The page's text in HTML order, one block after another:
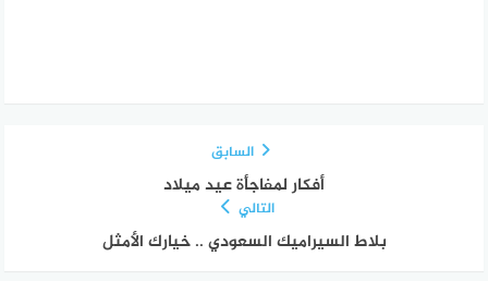
السابق
أفكار لمفاجأة عيد ميلاد
التالي
بلاط السيراميك السعودي .. خيارك الأمثل